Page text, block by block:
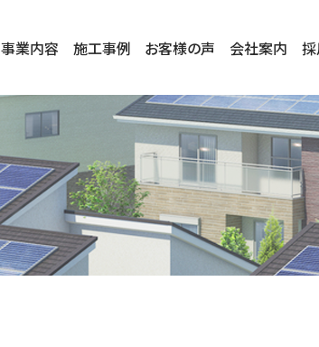
事業内容 施工事例 お客様の声 会社案内